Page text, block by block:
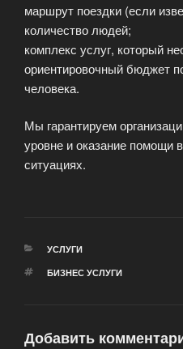
маршрут поездки (если
количество людей;
комплекс услуг, который
ориентировочный бюджет
человека.
Мы гарантируем
уровне и оказание помощи
ситуациях.
РУБРИКИ
УСЛУГИ
МЕТКИ
БИЗНЕС УСЛУГИ
Добавить